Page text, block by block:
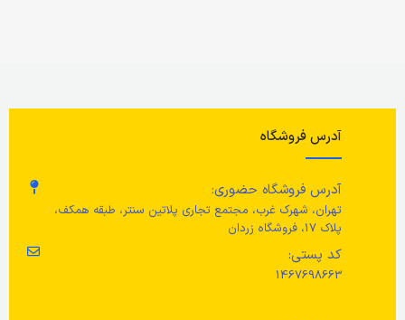
آدرس فروشگاه
آدرس فروشگاه حضوری:
تهران، شهرک غرب، مجتمع تجاری پلاتین سنتر، طبقه همکف،
پلاک 17، فروشگاه زردان
کد پستی:
1467698663